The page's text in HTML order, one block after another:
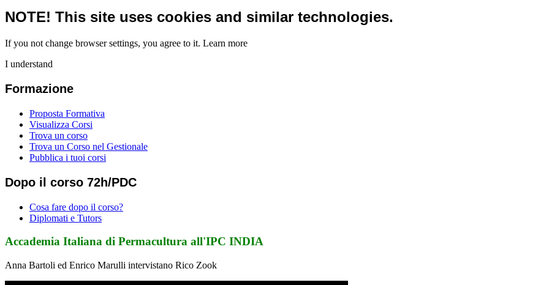
NOTE! This site uses cookies and similar technologies.
If you not change browser settings, you agree to it. Learn more
I understand
Formazione
Proposta Formativa
Visualizza Corsi
Trova un corso
Trova un Corso nel Gestionale
Pubblica i tuoi corsi
Dopo il corso 72h/PDC
Cosa fare dopo il corso?
Diplomati e Tutors
Accademia Italiana di Permacultura all'IPC INDIA
Anna Bartoli ed Enrico Marulli intervistano Rico Zook